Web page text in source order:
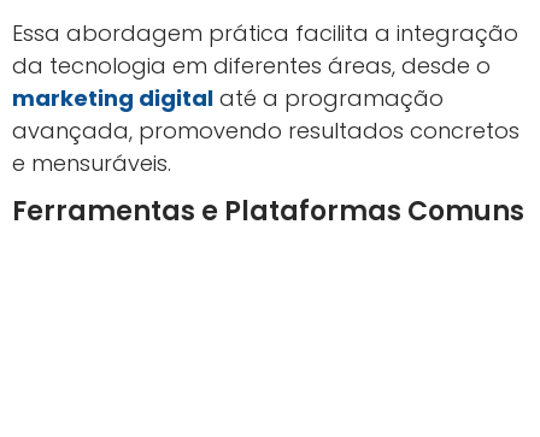
Essa abordagem prática facilita a integração
da tecnologia em diferentes áreas, desde o
marketing digital até a programação
avançada, promovendo resultados concretos
e mensuráveis.
Ferramentas e Plataformas Comuns